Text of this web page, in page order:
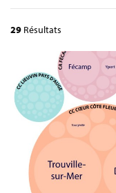
29 Résultats